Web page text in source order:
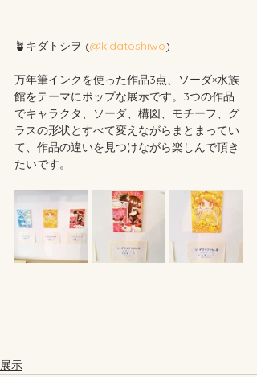
🪴キダトシヲ (@kidatoshiwo)
万年筆インクを使った作品3点、ソーダ×水族
館をテーマにポップな展示です。3つの作品
でキャラクタ、ソーダ、構図、モチーフ、グ
ラスの形状とすべて変えながらまとまってい
て、作品の違いを見つけながら楽しんで頂き
たいです。
展示